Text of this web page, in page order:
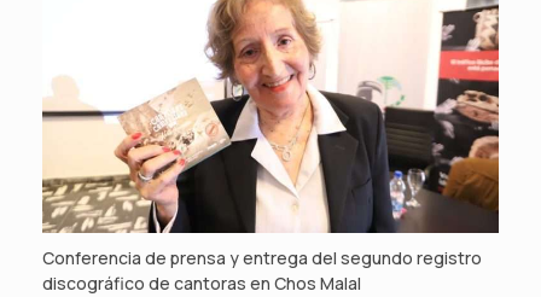
Conferencia de prensa y entrega del segundo registro
discográfico de cantoras en Chos Malal